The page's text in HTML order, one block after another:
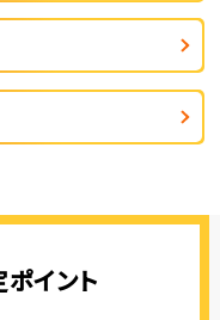
ポイント